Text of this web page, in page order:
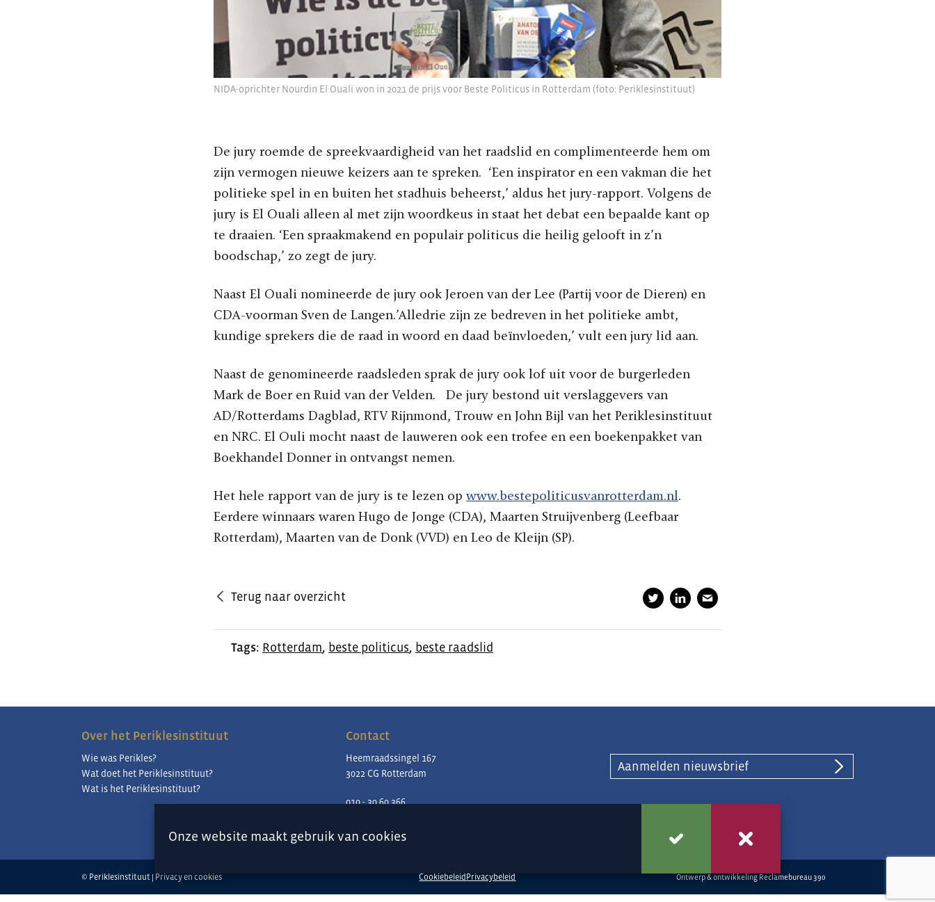
Onze website maakt gebruik van cookies
Cookiebeleid Privacybeleid
NIDA-oprichter Nourdin El Ouali won in 2021 de prijs voor Beste Politicus in Rotterdam (foto: Periklesinstituut)
De jury roemde de spreekvaardigheid van het raadslid en complimenteerde hem om
zijn vermogen nieuwe keizers aan te spreken. ‘Een inspirator en een vakman die het
politieke spel in en buiten het stadhuis beheerst,’ aldus het jury-rapport. Volgens de
jury is El Ouali alleen al met zijn woordkeus in staat het debat een bepaalde kant op
te draaien. ‘Een spraakmakend en populair politicus die heilig gelooft in z’n
boodschap,’ zo zegt de jury.
Naast El Ouali nomineerde de jury ook Jeroen van der Lee (Partij voor de Dieren) en
CDA-voorman Sven de Langen.’Alledrie zijn ze bedreven in het politieke ambt,
kundige sprekers die de raad in woord en daad beïnvloeden,’ vult een jury lid aan.
Naast de genomineerde raadsleden sprak de jury ook lof uit voor de burgerleden
Mark de Boer en Ruid van der Velden. De jury bestond uit verslaggevers van
AD/Rotterdams Dagblad, RTV Rijnmond, Trouw en John Bijl van het Periklesinstituut
en NRC. El Ouli mocht naast de lauweren ook een trofee en een boekenpakket van
Boekhandel Donner in ontvangst nemen.
Het hele rapport van de jury is te lezen op www.bestepoliticusvanrotterdam.nl.
Eerdere winnaars waren Hugo de Jonge (CDA), Maarten Struijvenberg (Leefbaar
Rotterdam), Maarten van de Donk (VVD) en Leo de Kleijn (SP).
Terug naar overzicht
Tags: Rotterdam, beste politicus, beste raadslid
Over het Periklesinstituut
Wie was Perikles?
Wat doet het Periklesinstituut?
Wat is het Periklesinstituut?
Contact
Heemraadssingel 167
3022 CG Rotterdam
010 - 30 60 366
Aanmelden nieuwsbrief
© Periklesinstituut | Privacy en cookies Ontwerp & ontwikkeling Reclamebureau 390